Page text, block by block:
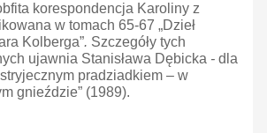
korespondencja Karoliny z
w tomach 65-67 „Dzieł
Kolberga”. Szczegóły tych
ujawnia Stanisława Dębicka - dla
stryjecznym pradziadkiem – w
gnieździe” (1989).